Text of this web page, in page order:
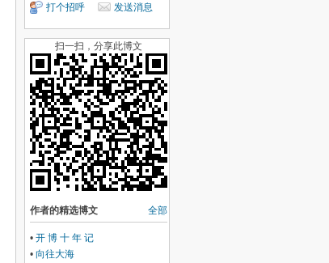
打个招呼
发送消息
扫一扫，分享此博文
全部
作者的精选博文
• 开 博 十 年 记
• 向往大海